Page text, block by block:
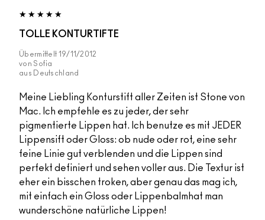
TOLLE KONTURTIFTE
Übermittelt 19/11/2012
von Sofia
aus
Deutschland
Meine Liebling Konturstift aller Zeiten ist Stone von
Mac. Ich empfehle es zu jeder, der sehr
pigmentierte Lippen hat. Ich benutze es mit JEDER
Lippensift oder Gloss: ob nude oder rot, eine sehr
feine Linie gut verblenden und die Lippen sind
perfekt definiert und sehen voller aus. Die Textur ist
eher ein bisschen troken, aber genau das mag ich,
mit einfach ein Gloss oder Lippenbalmhat man
wunderschöne natürliche Lippen!